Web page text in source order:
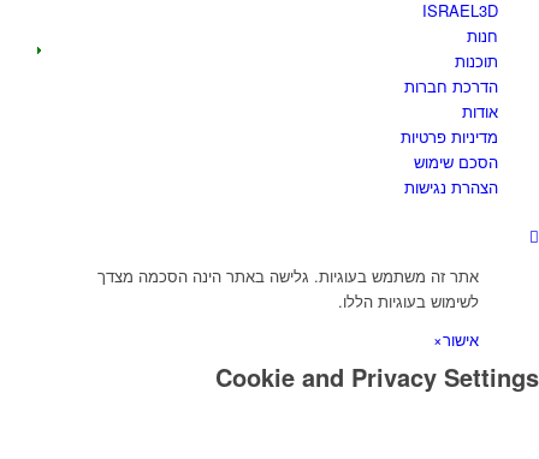
ISRAEL3D
חנות
תוכנות
הדרכת חברות
אודות
מדיניות פרטיות
הסכם שימוש
הצהרת נגישות
אתר זה משתמש בעוגיות. גלישה באתר הינה הסכמה מצדך
לשימוש בעוגיות הללו.
אישור×
Cookie and Privacy Settings